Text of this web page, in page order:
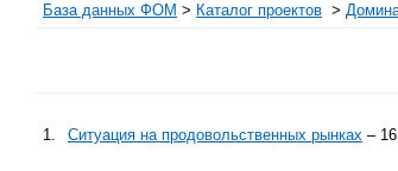
База данных ФОМ > Каталог проектов >
1. Ситуация на продовольственных рынках –